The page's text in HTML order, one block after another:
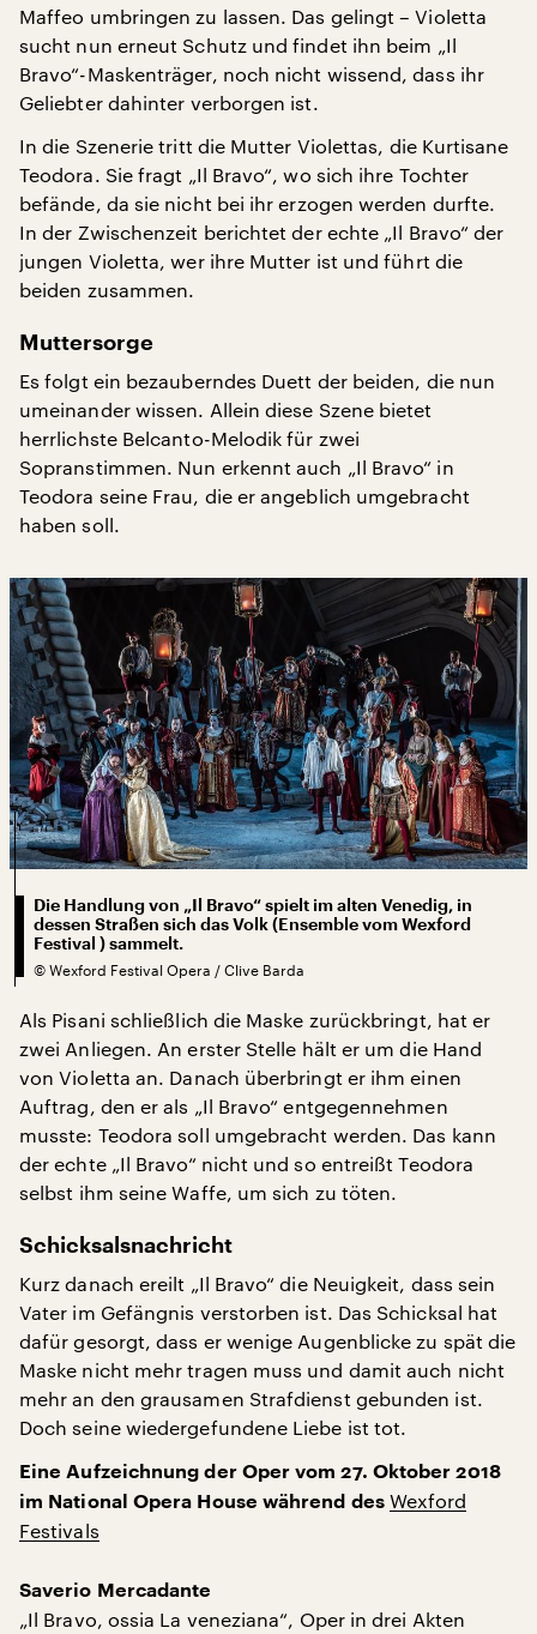
Maffeo umbringen zu lassen. Das gelingt – Violetta
sucht nun erneut Schutz und findet ihn beim „Il
Bravo“-Maskenträger, noch nicht wissend, dass ihr
Geliebter dahinter verborgen ist.
In die Szenerie tritt die Mutter Violettas, die Kurtisane
Teodora. Sie fragt „Il Bravo“, wo sich ihre Tochter
befände, da sie nicht bei ihr erzogen werden durfte.
In der Zwischenzeit berichtet der echte „Il Bravo“ der
jungen Violetta, wer ihre Mutter ist und führt die
beiden zusammen.
Muttersorge
Es folgt ein bezauberndes Duett der beiden, die nun
umeinander wissen. Allein diese Szene bietet
herrlichste Belcanto-Melodik für zwei
Sopranstimmen. Nun erkennt auch „Il Bravo“ in
Teodora seine Frau, die er angeblich umgebracht
haben soll.
Die Handlung von „Il Bravo“ spielt im alten Venedig, in
dessen Straßen sich das Volk (Ensemble vom Wexford
Festival ) sammelt.
© Wexford Festival Opera / Clive Barda
Als Pisani schließlich die Maske zurückbringt, hat er
zwei Anliegen. An erster Stelle hält er um die Hand
von Violetta an. Danach überbringt er ihm einen
Auftrag, den er als „Il Bravo“ entgegennehmen
musste: Teodora soll umgebracht werden. Das kann
der echte „Il Bravo“ nicht und so entreißt Teodora
selbst ihm seine Waffe, um sich zu töten.
Schicksalsnachricht
Kurz danach ereilt „Il Bravo“ die Neuigkeit, dass sein
Vater im Gefängnis verstorben ist. Das Schicksal hat
dafür gesorgt, dass er wenige Augenblicke zu spät die
Maske nicht mehr tragen muss und damit auch nicht
mehr an den grausamen Strafdienst gebunden ist.
Doch seine wiedergefundene Liebe ist tot.
Eine Aufzeichnung der Oper vom 27. Oktober 2018
im National Opera House während des Wexford
Festivals
Saverio Mercadante
„Il Bravo, ossia La veneziana“, Oper in drei Akten